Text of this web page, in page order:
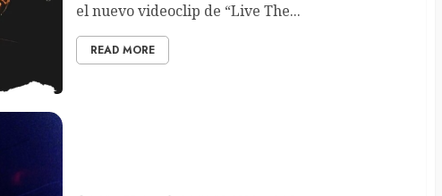
el nuevo videoclip de “Live The...
READ MORE